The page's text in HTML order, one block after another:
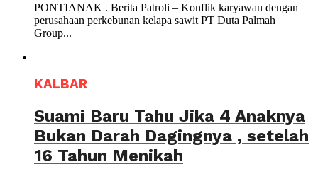
PONTIANAK . Berita Patroli – Konflik karyawan dengan
perusahaan perkebunan kelapa sawit PT Duta Palmah
Group...
KALBAR
Suami Baru Tahu Jika 4 Anaknya
Bukan Darah Dagingnya , setelah
16 Tahun Menikah